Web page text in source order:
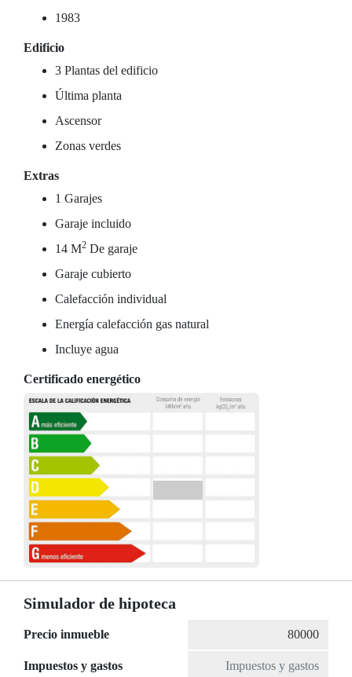
1983
Edificio
3 Plantas del edificio
Última planta
Ascensor
Zonas verdes
Extras
1 Garajes
Garaje incluido
14 M2 De garaje
Garaje cubierto
Calefacción individual
Energía calefacción gas natural
Incluye agua
Certificado energético
Simulador de hipoteca
Precio inmueble
Impuestos y gastos